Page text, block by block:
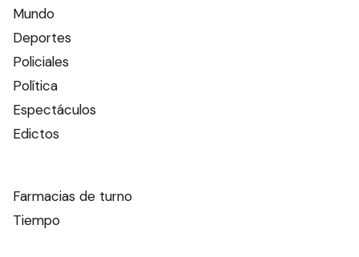
Mundo
Deportes
Policiales
Política
Espectáculos
Edictos
Farmacias de turno
Tiempo